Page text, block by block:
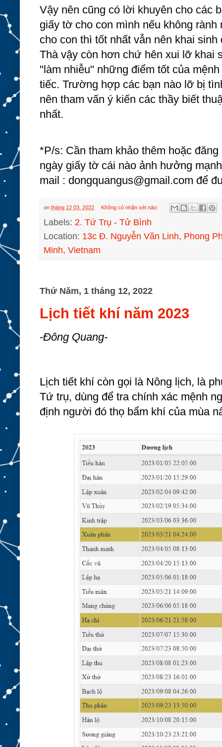
Vậy nên cũng có lời khuyên cho các
giấy tờ cho con mình nếu không
cho con thì tốt nhất vẫn nên khai
Thà vậy còn hơn chứ hên xui lỡ khai
"làm nhiễu" những điểm tốt của
tiếc. Trường hợp các bạn nào lỡ bị
nên tham vấn ý kiến các thầy biết
nhất.
*P/s: Cần tham khảo thêm hoặc
ngày giấy tờ cái nào ảnh hưởng
mail : dongquangus@gmail.com để
on tháng 12 03, 2022 Không có nhận xét nào:
Labels: 2. Tứ Trụ - Tử Bình
Location: 13c Đ. Nguyễn Văn Linh, Phong
Minh, Vietnam
Thứ Năm, 1 tháng 12, 2022
Lịch tiết khí năm 2023
-Đông Quang-
Lịch tiết khí còn gọi là Nông lịch, là
Tứ trụ, dùng để tra chính xác mệnh
định người đó thọ bẩm khí của mùa